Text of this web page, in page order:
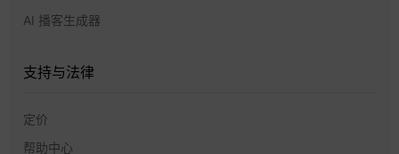
AI 播客生成器
支持与法律
定价
帮助中心